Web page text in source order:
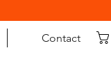
Contact